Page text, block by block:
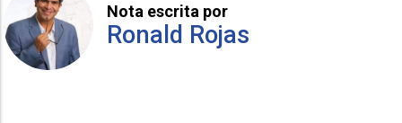
Nota escrita por
Ronald Rojas